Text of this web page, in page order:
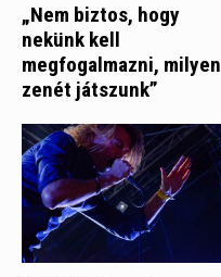
„Nem biztos, hogy
nekünk kell
megfogalmazni, milyen
zenét játszunk”